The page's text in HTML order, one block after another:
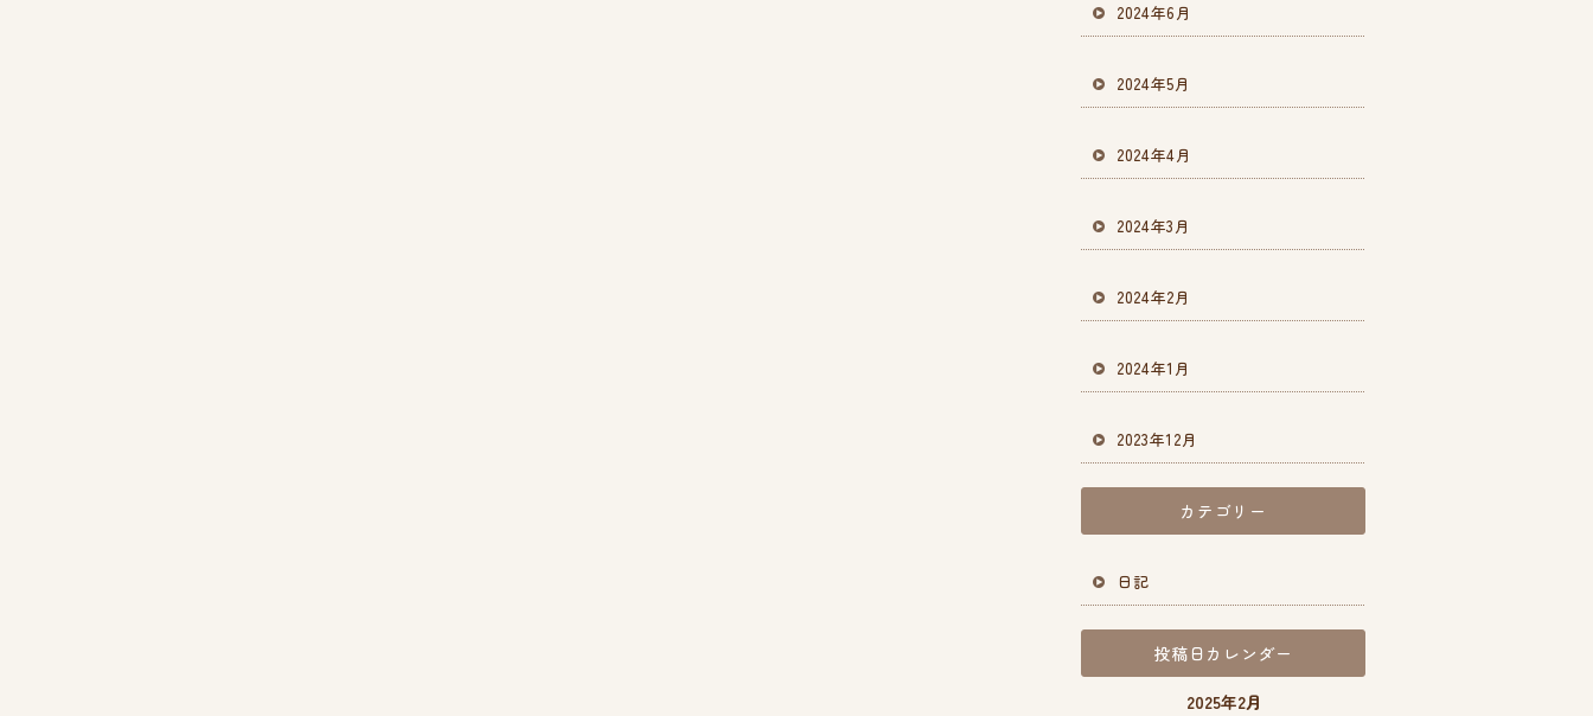
2024年6月
2024年5月
2024年4月
2024年3月
2024年2月
2024年1月
2023年12月
カテゴリー
日記
投稿日カレンダー
2025年2月